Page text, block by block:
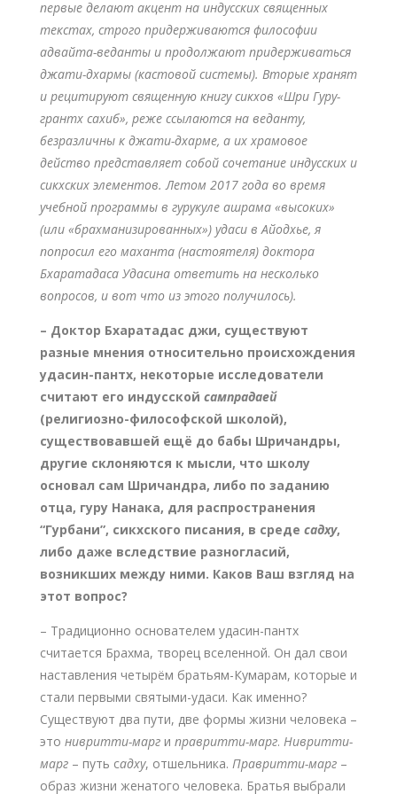
первые делают акцент на индусских священных
текстах, строго придерживаются философии
адвайта-веданты и продолжают придерживаться
джати-дхармы (кастовой системы). Вторые хранят
и рецитируют священную книгу сикхов «Шри Гуру-
грантх сахиб», реже ссылаются на веданту,
безразличны к джати-дхарме, а их храмовое
действо представляет собой сочетание индусских и
сикхских элементов. Летом 2017 года во время
учебной программы в гурукуле ашрама «высоких»
(или «брахманизированных») удаси в Айодхье, я
попросил его маханта (настоятеля) доктора
Бхаратадаса Удасина ответить на несколько
вопросов, и вот что из этого получилось).
– Доктор Бхаратадас джи, существуют
разные мнения относительно происхождения
удасин-пантх, некоторые исследователи
считают его индусской сампрадаей
(религиозно-философской школой),
существовавшей ещё до бабы Шричандры,
другие склоняются к мысли, что школу
основал сам Шричандра, либо по заданию
отца, гуру Нанака, для распространения
“Гурбани”, сикхского писания, в среде садху,
либо даже вследствие разногласий,
возникших между ними. Каков Ваш взгляд на
этот вопрос?
– Традиционно основателем удасин-пантх
считается Брахма, творец вселенной. Он дал свои
наставления четырём братьям-Кумарам, которые и
стали первыми святыми-удаси. Как именно?
Существуют два пути, две формы жизни человека –
это нивритти-марги правритти-марг. Нивритти-
марг– путь садху, отшельника. Правритти-марг–
образ жизни женатого человека. Братья выбрали